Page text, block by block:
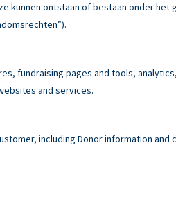
kunnen ontstaan of bestaan onder
fundraising pages and tools,
and services.
including Donor information and